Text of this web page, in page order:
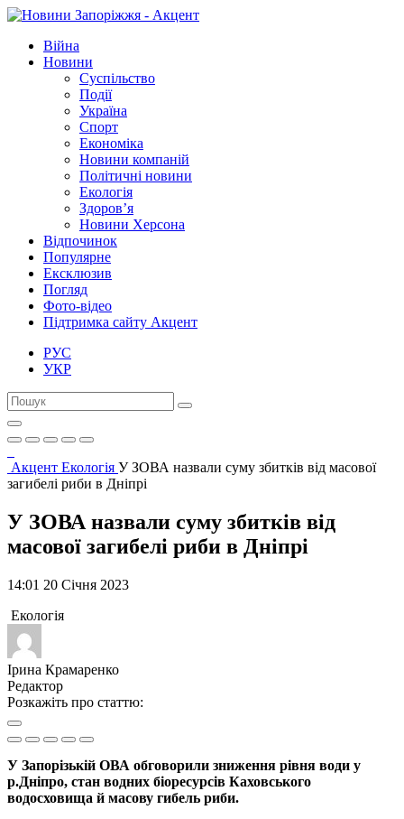
Війна
Новини
Суспільство
Події
Україна
Спорт
Економіка
Новини компаній
Політичні новини
Екологія
Здоров’я
Новини Херсона
Відпочинок
Популярне
Ексклюзив
Погляд
Фото-відео
Підтримка сайту Акцент
РУС
УКР
Акцент Екологія У ЗОВА назвали суму збитків від масової
загибелі риби в Дніпрі
У ЗОВА назвали суму збитків від
масової загибелі риби в Дніпрі
14:01 20 Січня 2023
Екологія
Ірина Крамаренко
Редактор
Розкажіть про статтю:
У Запорізькій ОВА обговорили зниження рівня води у
р.Дніпро, стан водних біоресурсів Каховського
водосховища й масову гибель риби.